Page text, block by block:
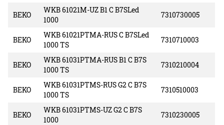
BEKO
WKB 61021M-UZ B1 C B7SLed
1000
7310730005
BEKO
WKB 61021PTMA-RUS C B7SLed
1000 TS
7310710003
BEKO
WKB 61031PTMA-RUS B1 C B7S
1000 TS
7310210004
BEKO
WKB 61031PTMS-RUS G2 C B7S
1000 TS
7310510003
BEKO
WKB 61031PTMS-UZ G2 C B7S
1000
7310230005